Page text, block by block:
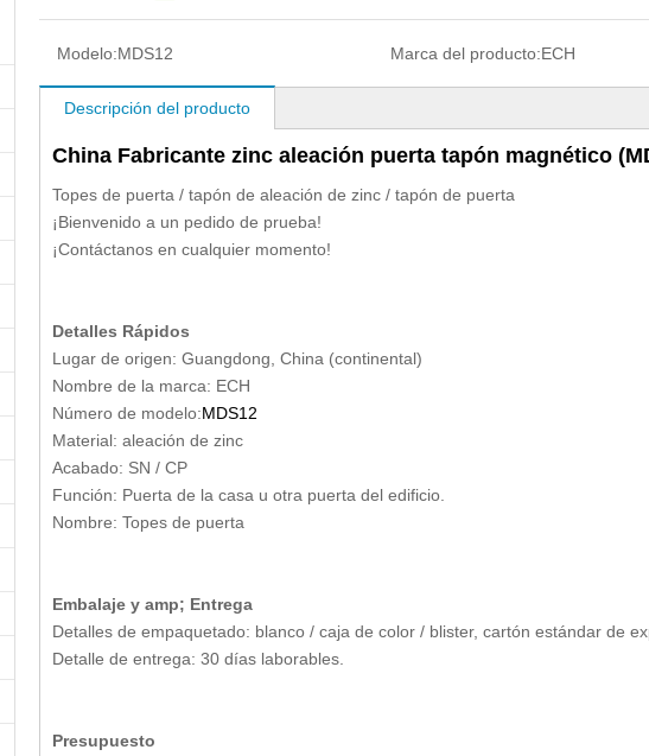
Modelo:MDS12 Marca del producto:ECH
Descripción del producto
China Fabricante zinc aleación puerta tapón magnético
Topes de puerta / tapón de aleación de zinc / tapón de puerta
¡Bienvenido a un pedido de prueba!
¡Contáctanos en cualquier momento!
Detalles Rápidos
Lugar de origen: Guangdong, China (continental)
Nombre de la marca: ECH
Número de modelo:MDS12
Material: aleación de zinc
Acabado: SN / CP
Función: Puerta de la casa u otra puerta del edificio.
Nombre: Topes de puerta
Embalaje y amp; Entrega
Detalles de empaquetado: blanco / caja de color / blister, cartón estándar de
Detalle de entrega: 30 días laborables.
Presupuesto